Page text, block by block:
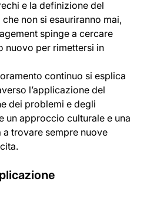
e la definizione del
non si esauriranno mai,
spinge a cercare
nuovo per rimettersi in
continuo si esplica
l’applicazione del
dei problemi e degli
un approccio culturale e una
trovare sempre nuove